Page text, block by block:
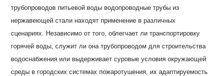
трубопроводов питьевой воды водопроводные трубы из
нержавеющей стали находят применение в различных
сценариях. Независимо от того, облегчает ли транспортировку
горячей воды, служит ли она трубопроводом для строительства
водоснабжения или выдерживает суровые условия окружающей
среды в городских системах пожаротушения, их адаптируемость